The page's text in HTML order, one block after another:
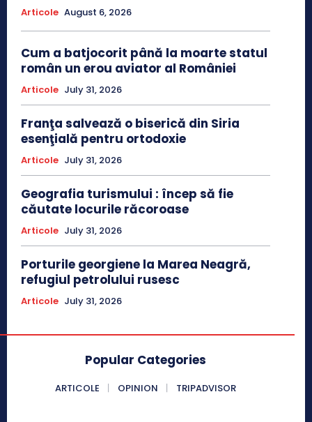
Articole August 6, 2026
Cum a batjocorit până la moarte statul
român un erou aviator al României
Articole July 31, 2026
Franţa salvează o biserică din Siria
esenţială pentru ortodoxie
Articole July 31, 2026
Geografia turismului : încep să fie
căutate locurile răcoroase
Articole July 31, 2026
Porturile georgiene la Marea Neagră,
refugiul petrolului rusesc
Articole July 31, 2026
Popular Categories
ARTICOLE OPINION TRIPADVISOR